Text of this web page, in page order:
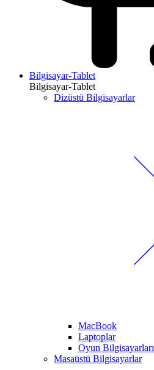
Bilgisayar-Tablet
Bilgisayar-Tablet
Dizüstü Bilgisayarlar
MacBook
Laptoplar
Oyun Bilgisayarları
Masaüstü Bilgisayarlar